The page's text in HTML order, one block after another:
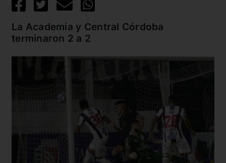
La Academia y Central Córdoba
terminaron 2 a 2